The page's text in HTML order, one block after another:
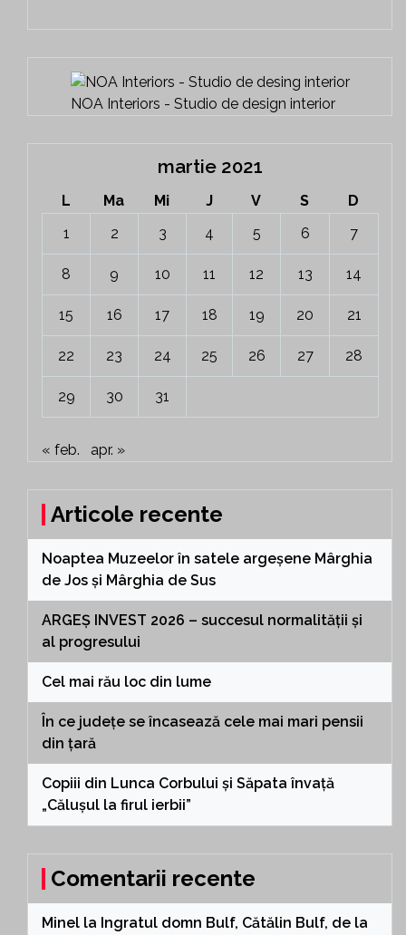
NOA Interiors - Studio de design interior
martie 2021
L Ma Mi J V S
D
1
2 3 4 5 6 7
8 9 10 11 12 13 14
15 16 17 18 19 20 21
22 23 24 25 26 27 28
29 30 31
« feb. apr. »
Articole recente
Noaptea Muzeelor în satele argeșene Mârghia
de Jos și Mârghia de Sus
ARGEȘ INVEST 2026 – succesul normalității și
al progresului
Cel mai rău loc din lume
În ce județe se încasează cele mai mari pensii
din țară
Copiii din Lunca Corbului și Săpata învață
„Călușul la firul ierbii”
Comentarii recente
Minel la Ingratul domn Bulf, Cătălin Bulf, de la